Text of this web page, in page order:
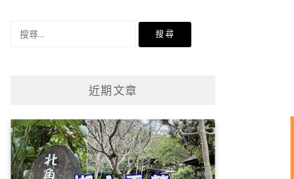
近期文章